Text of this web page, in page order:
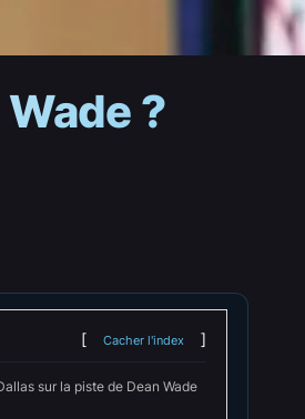
?
Cacher l'index
sur la piste de Dean Wade